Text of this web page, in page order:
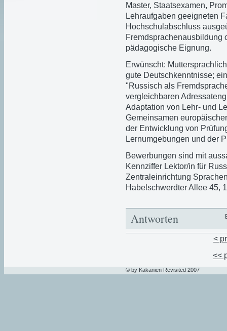
Master, Staatsexamen,
Lehraufgaben geeigneten
Hochschulabschluss
Fremdsprachenausbildung
pädagogische Eignung.
Erwünscht:
gute Deutschkenntnisse;
"Russisch als
vergleichbaren
Adaptation von Lehr- und
Gemeinsamen
der Entwicklung von
Lernumgebungen und der
Bewerbungen sind mit
Kennziffer Lektor/in für
Zentraleinrichtung
Habelschwerdter Allee 45,
Antworten
<
<<
© by Kakanien Revisited 2007